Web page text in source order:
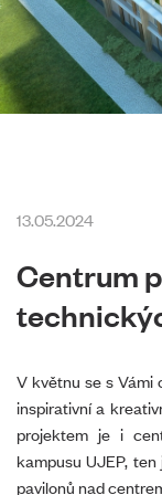
13.05.2024
Centrum
V květnu se s Vámi
inspirativní a
projektem je i
kampusu UJEP,
pavilonů nad